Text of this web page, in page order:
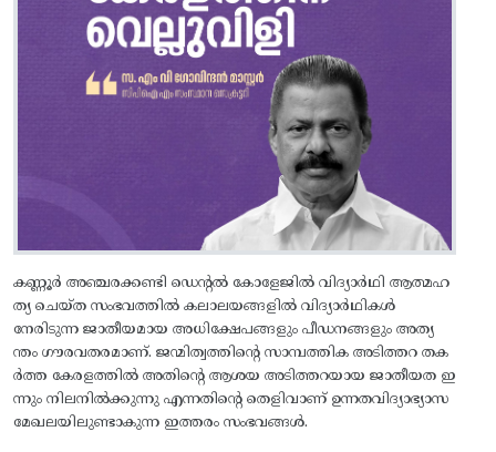
കണ്ണൂർ അഞ്ചരക്കണ്ടി ഡെന്റൽ കോളേജിൽ വിദ്യാർഥി ആത്മഹ
ത്യ ചെയ്ത സംഭവത്തിൽ കലാലയങ്ങളിൽ വിദ്യാർഥികൾ
നേരിടുന്ന ജാതീയമായ അധിക്ഷേപങ്ങളും പീഡനങ്ങളും അത്യ
ന്തം ഗൗരവതരമാണ്. ജന്മിത്വത്തിന്റെ സാമ്പത്തിക അടിത്തറ തക
ർത്ത കേരളത്തിൽ അതിന്റെ ആശയ അടിത്തറയായ ജാതീയത ഇ
ന്നും നിലനിൽക്കുന്നു എന്നതിന്റെ തെളിവാണ് ഉന്നതവിദ്യാഭ്യാസ
മേഖലയിലുണ്ടാകുന്ന ഇത്തരം സംഭവങ്ങൾ.